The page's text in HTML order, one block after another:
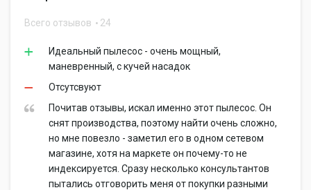
Всего отзывов 24
Идеальный пылесос - очень мощный,
маневренный, с кучей насадок
Отсутсвуют
Почитав отзывы, искал именно этот пылесос. Он
снят производства, поэтому найти очень сложно,
но мне повезло - заметил его в одном сетевом
магазине, хотя на маркете он почему-то не
индексируется. Сразу несколько консультантов
пытались отговорить меня от покупки разными